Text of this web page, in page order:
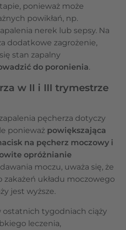
ponieważ może
powikłań, np.
nerek lub sepsy. Na
dodatkowe zagrożenie,
stan zapalny
do poronienia.
w II i III trymestrze
pęcherza dotyczy
ponieważ powiększająca
na pęcherz moczowy i
opróżnianie
moczu, uważa się, że
układu moczowego
jest wyższe.
ostatnich tygodniach ciąży
leczenia,